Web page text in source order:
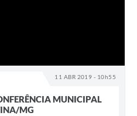
11 ABR 2019 - 10h55
MUNICIPAL
MG